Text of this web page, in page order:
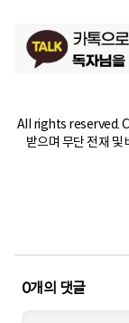
All rights reserved.
받으며 무단 전재
0개의 댓글